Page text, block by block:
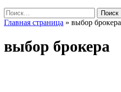
Найти:
Главная страница » выбор брокера
выбор брокера